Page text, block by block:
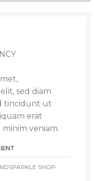
sed diam
tincidunt ut
erat
veniam.
SHOP